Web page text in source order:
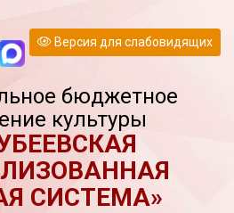
Версия для слабовидящих
бюджетное
культуры
СИСТЕМА»